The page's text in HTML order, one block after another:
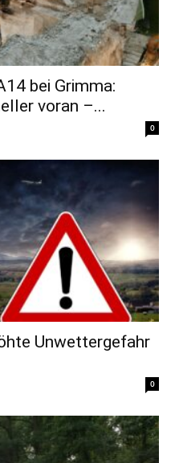
bei Grimma:
voran –...
0
Unwettergefahr
0